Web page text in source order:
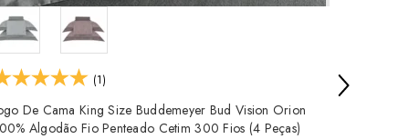
(1)
De Cama King Size Buddemeyer Bud Vision Orion
Algodão Fio Penteado Cetim 300 Fios (4 Peças)